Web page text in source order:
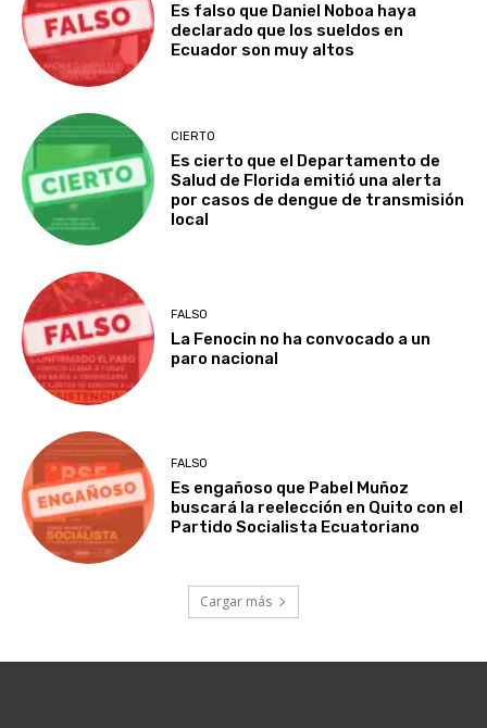
Es falso que Daniel Noboa haya
declarado que los sueldos en
Ecuador son muy altos
CIERTO
Es cierto que el Departamento de
Salud de Florida emitió una alerta
por casos de dengue de transmisión
local
FALSO
La Fenocin no ha convocado a un
paro nacional
FALSO
Es engañoso que Pabel Muñoz
buscará la reelección en Quito con el
Partido Socialista Ecuatoriano
Cargar más